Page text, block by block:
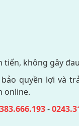
tiến, không gây đau
quyền lợi và
online.
-